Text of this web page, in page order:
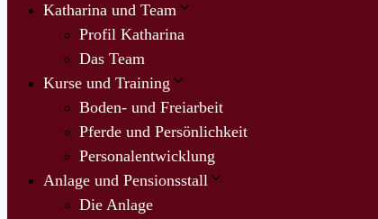
Katharina und Team
Profil Katharina
Das Team
Kurse und Training
Boden- und Freiarbeit
Pferde und Persönlichkeit
Personalentwicklung
Anlage und Pensionsstall
Die Anlage